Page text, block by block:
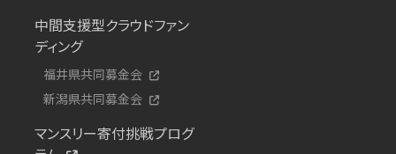
中間支援型クラウドファン
ディング
福井県共同募金会
新潟県共同募金会
マンスリー寄付挑戦プログ